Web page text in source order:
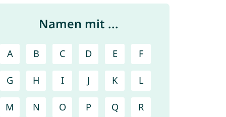
Namen mit ...
A B C D E F
G H I J K L
M N O P Q R